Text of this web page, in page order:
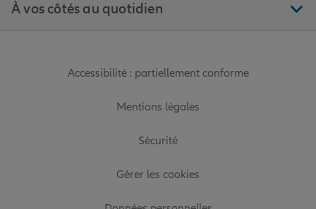
À vos côtés au quotidien
Accessibilité : partiellement conforme
Mentions légales
Sécurité
Gérer les cookies